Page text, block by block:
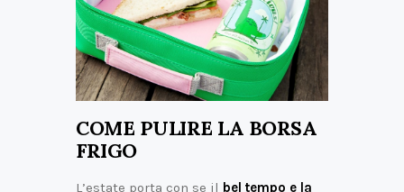
COME PULIRE LA BORSA
FRIGO
L’estate porta con se il bel tempo e la